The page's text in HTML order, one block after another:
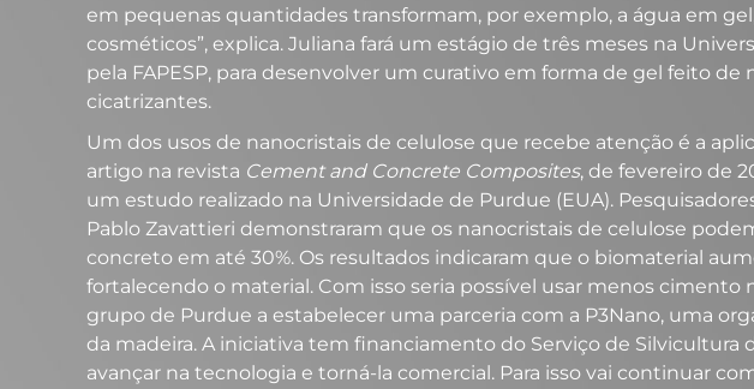
em pequenas quantidades transformam, por exemplo, a água em
cosméticos”, explica. Juliana fará um estágio de três meses na
pela FAPESP, para desenvolver um curativo em forma de gel feito de
cicatrizantes.
Um dos usos de nanocristais de celulose que recebe atenção é a
artigo na revista Cement and Concrete Composites, de fevereiro de
um estudo realizado na Universidade de Purdue (EUA).
Pablo Zavattieri demonstraram que os nanocristais de celulose
concreto em até 30%. Os resultados indicaram que o biomaterial
fortalecendo o material. Com isso seria possível usar menos cimento
grupo de Purdue a estabelecer uma parceria com a P3Nano, uma
da madeira. A iniciativa tem financiamento do Serviço de
avançar na tecnologia e torná-la comercial. Para isso vai continuar